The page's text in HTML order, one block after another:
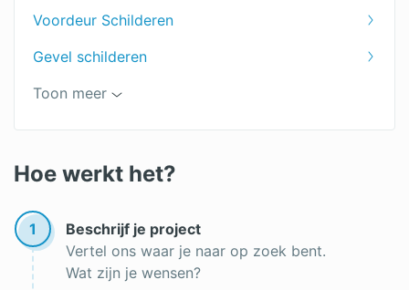
Voordeur Schilderen
Gevel schilderen
Plafond in de badkamer verven
Aluminium verven
Schilder Amsterdam
Btw schilderwerk
Muren spuiten
Toon meer
Hoe werkt het?
1
Beschrijf je project
Vertel ons waar je naar op zoek bent.
Wat zijn je wensen?